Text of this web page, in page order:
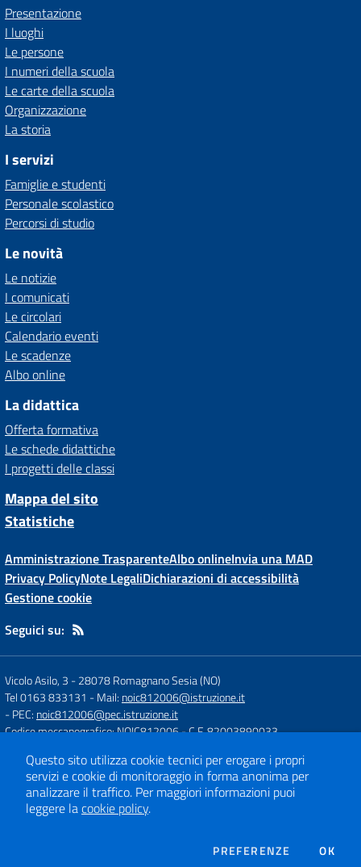
Presentazione
I luoghi
Le persone
I numeri della scuola
Le carte della scuola
Organizzazione
La storia
I servizi
Famiglie e studenti
Personale scolastico
Percorsi di studio
Le novità
Le notizie
I comunicati
Le circolari
Calendario eventi
Le scadenze
Albo online
La didattica
Offerta formativa
Le schede didattiche
I progetti delle classi
Mappa del sito
Statistiche
Amministrazione TrasparenteAlbo onlineInvia una MAD
Privacy PolicyNote LegaliDichiarazioni di accessibilità
Gestione cookie
Seguici su:
Vicolo Asilo, 3 -28078 Romagnano Sesia (NO)
Tel 0163 833131 - Mail: noic812006@istruzione.it
- PEC: noic812006@pec.istruzione.it
Codice meccanografico: NOIC812006- C.F. 82003890033
Concept & Design by
Designers Italia
Sito web realizzato con CMS
Questo sito utilizza cookie tecnici per erogare i propri
servizi e cookie di monitoraggio in forma anonima per
analizzare il traffico. Per maggiori informazioni puoi
leggere lacookie policy.
PREFERENZE DEI COOKIE
OK